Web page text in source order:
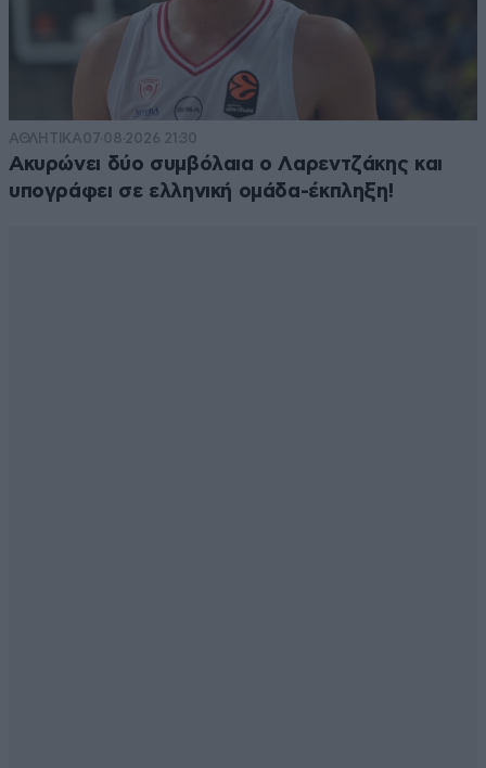
ΑΘΛΗΤΙΚΑ07·08·2026 21:30
Ακυρώνει δύο συμβόλαια ο Λαρεντζάκης και
υπογράφει σε ελληνική ομάδα-έκπληξη!